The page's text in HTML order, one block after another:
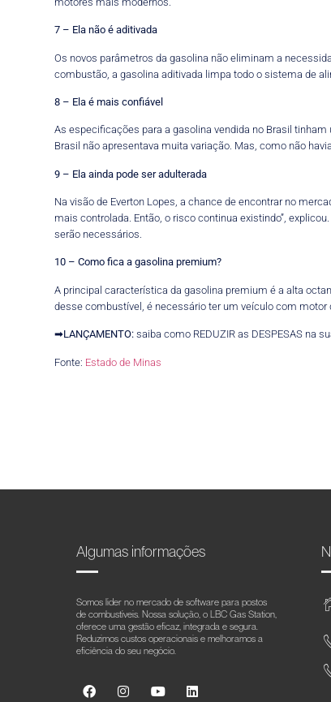
7 – Ela não é aditivada
Os novos parâmetros da gasolina não eliminam a
combustão, a gasolina aditivada limpa todo o sistema de
8 – Ela é mais confiável
As especificações para a gasolina vendida no Brasil
Brasil não apresentava muita variação. Mas, como não
9 – Ela ainda pode ser adulterada
Na visão de Everton Lopes, a chance de encontrar no
mais controlada. Então, o risco continua existindo”,
serão necessários.
10 – Como fica a gasolina premium?
A principal característica da gasolina premium é a alta
desse combustível, é necessário ter um veículo com motor
➡LANÇAMENTO:saiba como REDUZIR as DESPESAS na
Fonte: Estado de Minas
Algumas informações
Somos líder no mercado de software para postos
de combustíveis. Nossa solução, o LBC Gas Station,
oferece uma gestão eficaz, integrada e segura.
Reduzimos custos operacionais e melhoramos a
eficiência do seu negócio.